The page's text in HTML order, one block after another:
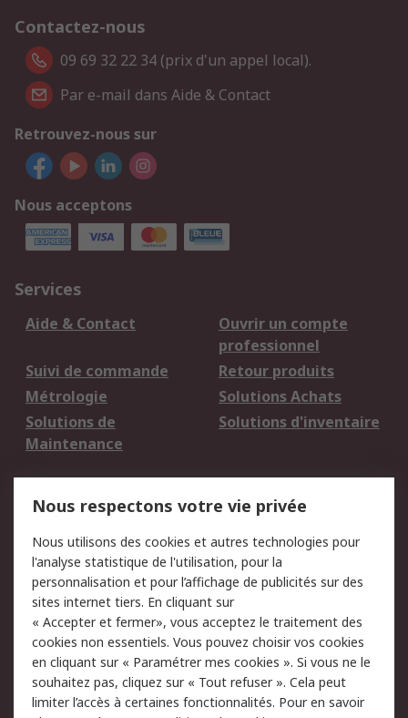
Contactez-nous
09 69 32 22 34 (prix d'un appel local).
Par e-mail dans Aide & Contact
Retrouvez-nous sur
Nous acceptons
Services
Aide & Contact
Ouvrir un compte
professionnel
Suivi de commande
Retour produits
Métrologie
Solutions Achats
Solutions de
Maintenance
Solutions d'inventaire
du site
Politique de protection
des données - Mise à
jour
Sécurité des E-mails
Conditions générales
de vente
Politique anti-
corruption
Campagnes marketing
Nous respectons votre vie privée
Nous utilisons des cookies et autres technologies pour
l'analyse statistique de l'utilisation, pour la
personnalisation et pour l’affichage de publicités sur des
sites internet tiers. En cliquant sur
« Accepter et fermer», vous acceptez le traitement des
cookies non essentiels. Vous pouvez choisir vos cookies
en cliquant sur « Paramétrer mes cookies ». Si vous ne le
souhaitez pas, cliquez sur « Tout refuser ». Cela peut
limiter l’accès à certaines fonctionnalités. Pour en savoir